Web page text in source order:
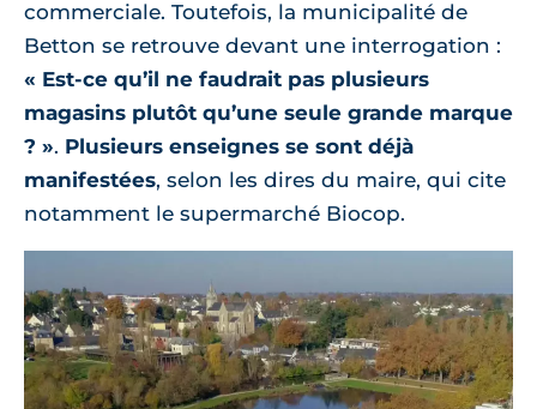
commerciale. Toutefois, la municipalité de
Betton se retrouve devant une interrogation :
« Est-ce qu’il ne faudrait pas plusieurs
magasins plutôt qu’une seule grande marque
? ». Plusieurs enseignes se sont déjà
manifestées, selon les dires du maire, qui cite
notamment le supermarché Biocop.